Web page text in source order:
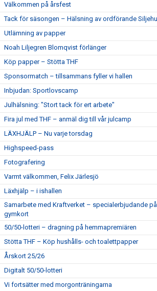
FÖRSÄKRING
Välkommen på årsfest
Tack för säsongen – Hälsning av ordförande
Utlämning av papper
Noah Liljegren Blomqvist förlänger
Köp papper – Stötta THF
Sponsormatch – tillsammans fyller vi hallen
Inbjudan: Sportlovscamp
Julhälsning: "Stort tack för ert arbete"
Fira jul med THF – anmäl dig till vår julcamp
LÄXHJÄLP – Nu varje torsdag
Highspeed-pass
Fotografering
Varmt välkommen, Felix Järlesjö
Läxhjälp – i ishallen
Samarbete med Kraftverket – specialerbjudande på
gymkort
50/50-lotteri – dragning på hemmapremiären
Stötta THF – Köp hushålls- och toalettpapper
Årskort 25/26
Digitalt 50/50-lotteri
Vi fortsätter med morgonträningarna